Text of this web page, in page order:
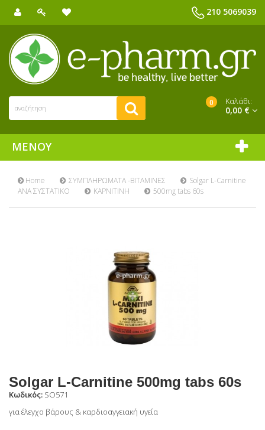
210 5069039
0 Καλάθι:
0,00 €
ΜΕΝΟΎ
Home
ΣΥΜΠΛΗΡΩΜΑΤΑ -ΒΙΤΑΜΙΝΕΣ
ΑΝΑ ΣΥΣΤΑΤΙΚΟ
ΚΑΡΝΙΤΙΝΗ
Solgar L-Carnitine
500mg tabs 60s
Solgar L-Carnitine 500mg tabs 60s
Κωδικός: SO571
για έλεγχο βάρους & καρδιοαγγειακή υγεία